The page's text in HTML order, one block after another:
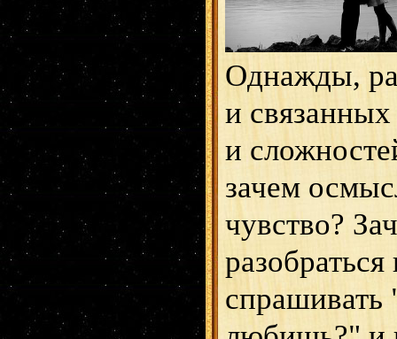
Однажды,
и
и
зачем
чувство?
спрашивать